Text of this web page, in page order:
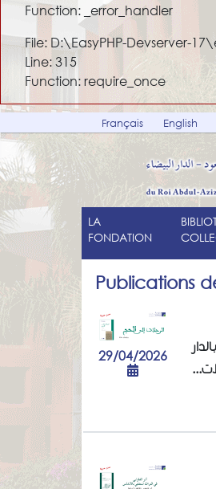
Function: _error_handler
File: D:\EasyPHP-Devserver-
Line: 315
Function: require_once
Français English
LA
FONDATION
Publications
29/04/2026